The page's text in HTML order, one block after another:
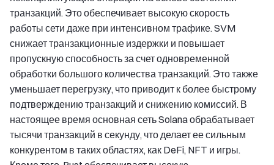
транзакций. Это обеспечивает высокую скорость
работы сети даже при интенсивном трафике. SVM
снижает транзакционные издержки и повышает
пропускную способность за счет одновременной
обработки большого количества транзакций. Это также
уменьшает перегрузку, что приводит к более быстрому
подтверждению транзакций и снижению комиссий. В
настоящее время основная сеть Solana обрабатывает
тысячи транзакций в секунду, что делает ее сильным
конкурентом в таких областях, как DeFi, NFT и игры.